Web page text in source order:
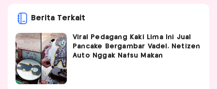
Berita Terkait
Viral Pedagang Kaki Lima Ini Jual
Pancake Bergambar Vadel, Netizen
Auto Nggak Nafsu Makan